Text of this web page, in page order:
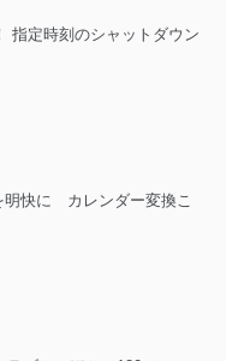
指定時刻のシャットダウン
明快に カレンダー変換こ